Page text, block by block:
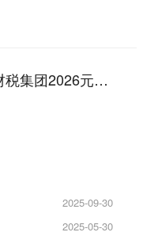
鼎泰财税集团2026元旦放假通知
2025-09-30
2025-05-30